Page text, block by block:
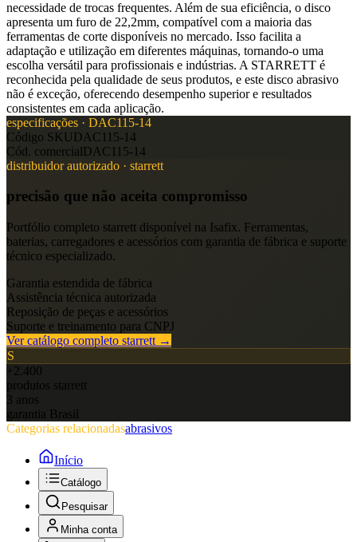
necessidade de trocas frequentes. Além de sua eficiência, o disco
apresenta um furo de 22,2mm, compatível com a maioria das
ferramentas de corte disponíveis no mercado. Isso facilita a
adaptação e utilização em diferentes máquinas, tornando-o uma
escolha versátil para profissionais e indústrias. A STARRETT é
reconhecida pela qualidade de seus produtos, e este disco abrasivo
não é exceção, oferecendo desempenho superior e resultados
consistentes em cada aplicação.
especificações · DAC115-14
Código SKUDAC115-14
Cód. comercialDAC115-14
distribuidor autorizado · starrett
precisão que não aceita compromisso
Portfólio completo starrett disponível na Isafix. Ferramentas,
baterias, carregadores e acessórios com garantia de fábrica e suporte
técnico especializado.
Garantia estendida de fábrica
Assistência técnica autorizada
Reposição de peças e acessórios
Suporte e treinamento para CNPJ
Ver catálogo completo starrett →
S
+2.400
produtos starrett
3 anos
garantia Brasil
Categorias relacionadasabrasivos
Início
Catálogo
Pesquisar
Minha conta